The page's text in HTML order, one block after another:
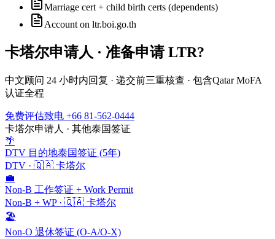
Marriage cert + child birth certs (dependents)
Account on ltr.boi.go.th
卡塔尔申请人 · 准备申请LTR?
中文顾问 24 小时内回复 · 递交前三重核查 · 包含Qatar MoFA
认证全程
免费评估致电 +66 81-562-0444
卡塔尔申请人 · 其他泰国签证
🌴
DTV 目的地泰国签证 (5年)
DTV · 🇶🇦 卡塔尔
💼
Non-B 工作签证 + Work Permit
Non-B + WP· 🇶🇦 卡塔尔
🏖️
Non-O 退休签证 (O-A/O-X)